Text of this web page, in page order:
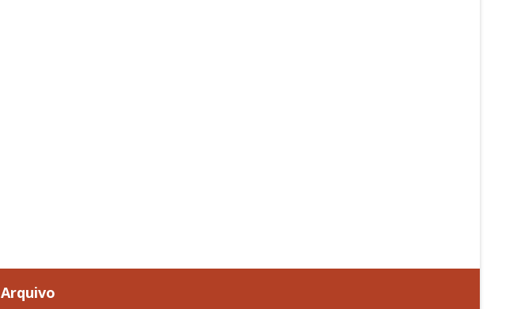
Arquivo